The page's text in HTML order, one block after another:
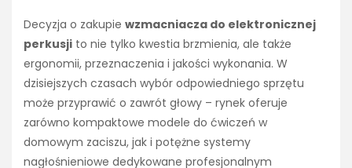
Decyzja o zakupie wzmacniacza do elektronicznej
perkusji to nie tylko kwestia brzmienia, ale także
ergonomii, przeznaczenia i jakości wykonania. W
dzisiejszych czasach wybór odpowiedniego sprzętu
może przyprawić o zawrót głowy – rynek oferuje
zarówno kompaktowe modele do ćwiczeń w
domowym zaciszu, jak i potężne systemy
nagłośnieniowe dedykowane profesjonalnym